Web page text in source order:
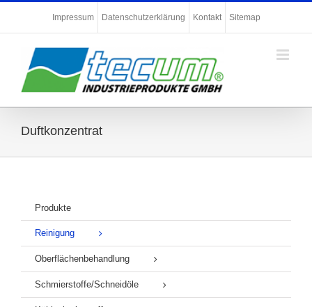
springen
Impressum Datenschutzerklärung Kontakt Sitemap
Duftkonzentrat
Produkte
Reinigung
Oberflächenbehandlung
Schmierstoffe/Schneidöle